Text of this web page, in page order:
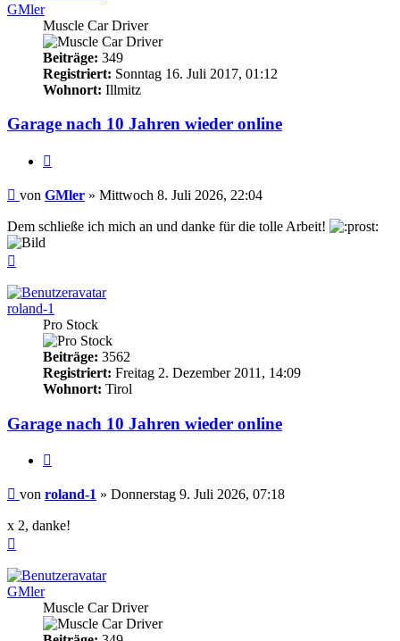
GMler
Muscle Car Driver
Beiträge: 349
Registriert: Sonntag 16. Juli 2017, 01:12
Wohnort: Illmitz
Garage nach 10 Jahren wieder online
Beitrag
von GMler » Mittwoch 8. Juli 2026, 22:04
Dem schließe ich mich an und danke für die tolle Arbeit!
roland-1
Pro Stock
Beiträge: 3562
Registriert: Freitag 2. Dezember 2011, 14:09
Wohnort: Tirol
Garage nach 10 Jahren wieder online
Beitrag
von roland-1 » Donnerstag 9. Juli 2026, 07:18
x 2, danke!
GMler
Muscle Car Driver